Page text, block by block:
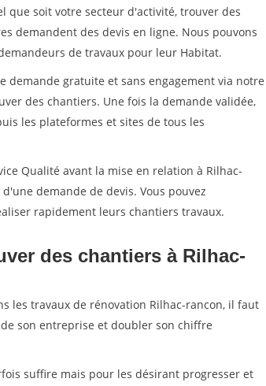
que soit votre secteur d'activité, trouver des
demandent des devis en ligne. Nous pouvons
de travaux pour leur Habitat.
demande gratuite et sans engagement via notre
des chantiers. Une fois la demande validée,
les plateformes et sites de tous les
Qualité avant la mise en relation à Rilhac-
demande de devis. Vous pouvez
rapidement leurs chantiers travaux.
des chantiers à Rilhac-
les travaux de rénovation Rilhac-rancon, il faut
son entreprise et doubler son chiffre
suffire mais pour les désirant progresser et